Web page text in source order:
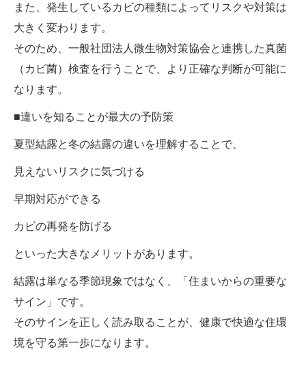
また、発生しているカビの種類によってリスクや対策は
大きく変わります。
そのため、一般社団法人微生物対策協会と連携した真菌
（カビ菌）検査を行うことで、より正確な判断が可能に
なります。
■違いを知ることが最大の予防策
夏型結露と冬の結露の違いを理解することで、
見えないリスクに気づける
早期対応ができる
カビの再発を防げる
といった大きなメリットがあります。
結露は単なる季節現象ではなく、「住まいからの重要な
サイン」です。
そのサインを正しく読み取ることが、健康で快適な住環
境を守る第一歩になります。